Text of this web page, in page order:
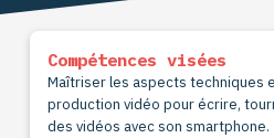
Compétences visées
Maîtriser les aspects techniques
production vidéo pour écrire,
des vidéos avec son smartphone.